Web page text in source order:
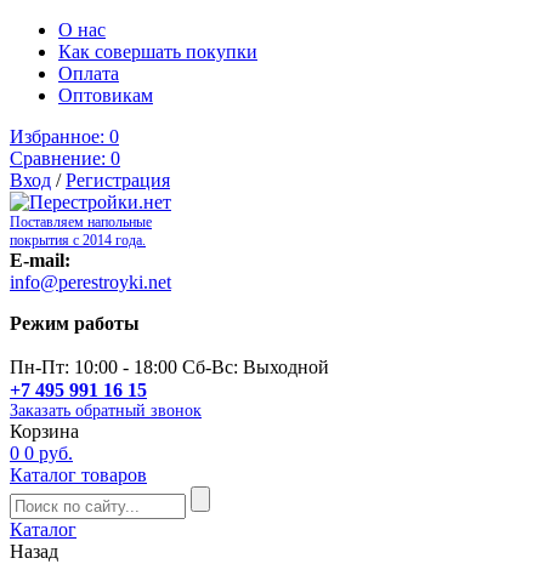
О нас
Как совершать покупки
Оплата
Оптовикам
Избранное: 0
Сравнение: 0
Вход /Регистрация
Поставляем напольные
покрытия с 2014 года.
E-mail:
info@perestroyki.net
Режим работы
Пн-Пт: 10:00 - 18:00 Сб-Вс: Выходной
+7 495 991 16 15
Заказать обратный звонок
Корзина
0 0 руб.
Каталог товаров
Каталог
Назад